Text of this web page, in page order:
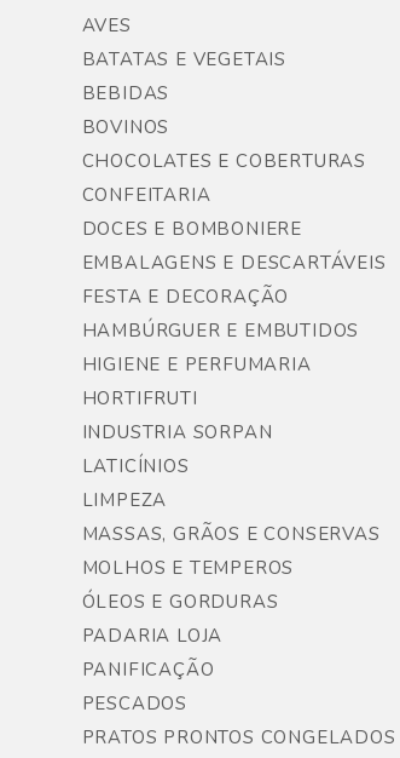
AVES
BATATAS E VEGETAIS
BEBIDAS
BOVINOS
CHOCOLATES E COBERTURAS
CONFEITARIA
DOCES E BOMBONIERE
EMBALAGENS E DESCARTÁVEIS
FESTA E DECORAÇÃO
HAMBÚRGUER E EMBUTIDOS
HIGIENE E PERFUMARIA
HORTIFRUTI
INDUSTRIA SORPAN
LATICÍNIOS
LIMPEZA
MASSAS, GRÃOS E CONSERVAS
MOLHOS E TEMPEROS
ÓLEOS E GORDURAS
PADARIA LOJA
PANIFICAÇÃO
PESCADOS
PRATOS PRONTOS CONGELADOS